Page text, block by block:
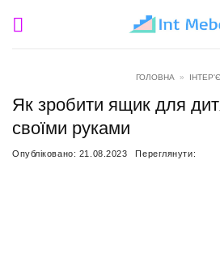
ГОЛОВНА »
Як зробити ящик для
своїми руками
Опубліковано: 21.08.2023 Переглянути: